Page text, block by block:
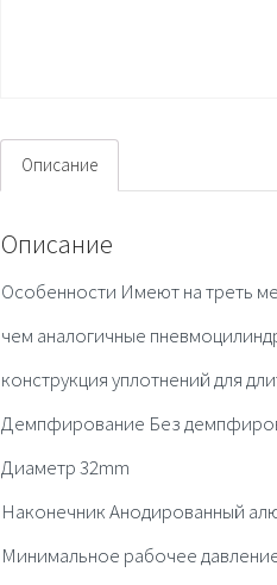
Описание
Описание
Особенности Имеют на треть
чем аналогичные
конструкция уплотнений для
Демпфирование Без
Диаметр 32mm
Наконечник Анодированный
Минимальное рабочее